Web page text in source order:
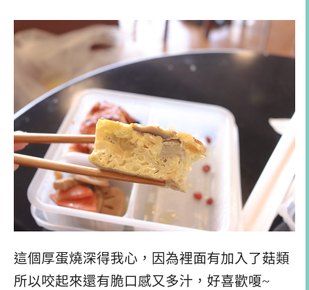
這個厚蛋燒深得我心，因為裡面有加入了菇類
所以咬起來還有脆口感又多汁，好喜歡嗄~